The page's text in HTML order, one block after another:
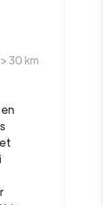
30km